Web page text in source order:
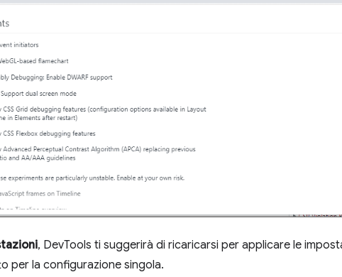
, DevTools ti suggerirà di ricaricarsi per applicare le
per la configurazione singola.